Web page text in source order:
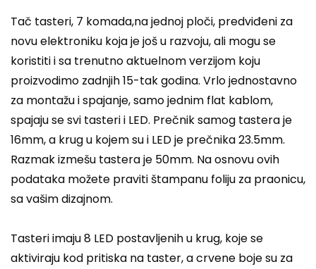
Tač tasteri, 7 komada,na jednoj ploči, predviđeni za
novu elektroniku koja je još u razvoju, ali mogu se
koristiti i sa trenutno aktuelnom verzijom koju
proizvodimo zadnjih 15-tak godina. Vrlo jednostavno
za montažu i spajanje, samo jednim flat kablom,
spajaju se svi tasteri i LED. Prečnik samog tastera je
16mm, a krug u kojem su i LED je prečnika 23.5mm.
Razmak izmešu tastera je 50mm. Na osnovu ovih
podataka možete praviti štampanu foliju za praonicu,
sa vašim dizajnom.
Tasteri imaju 8 LED postavljenih u krug, koje se
aktiviraju kod pritiska na taster, a crvene boje su za